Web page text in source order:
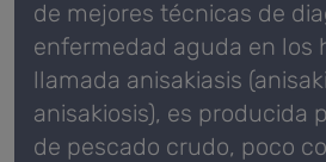
de mejores técnicas de
enfermedad aguda en los
llamada anisakiasis
anisakiosis), es producida
de pescado crudo, poco